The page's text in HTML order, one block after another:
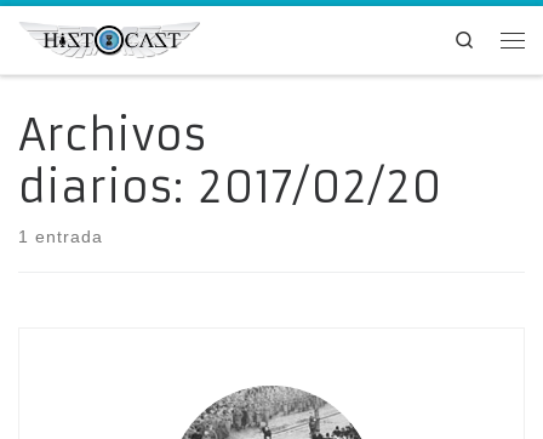
Saltar al contenido
Search
Archivos
diarios: 2017/02/20
1 entrada